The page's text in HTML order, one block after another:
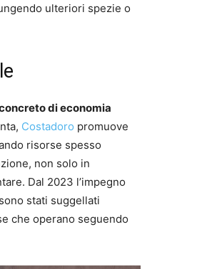
ulteriori spezie o
di economia
Costadoro promuove
risorse spesso
non solo in
Dal 2023 l’impegno
stati suggellati
che operano seguendo